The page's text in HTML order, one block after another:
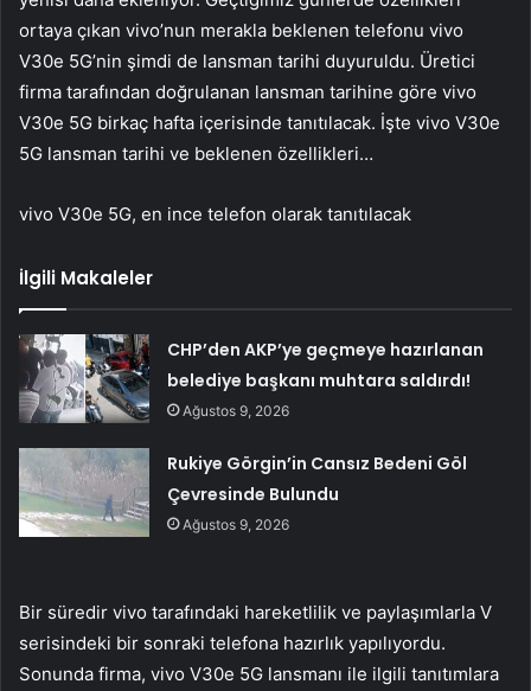
ortaya çıkan vivo’nun merakla beklenen telefonu vivo
V30e 5G’nin şimdi de lansman tarihi duyuruldu. Üretici
firma tarafından doğrulanan lansman tarihine göre vivo
V30e 5G birkaç hafta içerisinde tanıtılacak. İşte vivo V30e
5G lansman tarihi ve beklenen özellikleri…
vivo V30e 5G, en ince telefon olarak tanıtılacak
İlgili Makaleler
CHP’den AKP’ye geçmeye hazırlanan
belediye başkanı muhtara saldırdı!
Ağustos 9, 2026
Rukiye Görgin’in Cansız Bedeni Göl
Çevresinde Bulundu
Ağustos 9, 2026
Bir süredir vivo tarafındaki hareketlilik ve paylaşımlarla V
serisindeki bir sonraki telefona hazırlık yapılıyordu.
Sonunda firma, vivo V30e 5G lansmanı ile ilgili tanıtımlara